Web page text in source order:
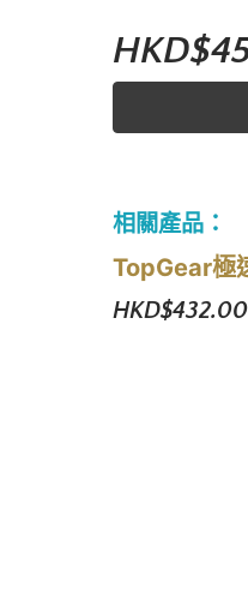
相關產品：
TopGear極
HKD$432.00